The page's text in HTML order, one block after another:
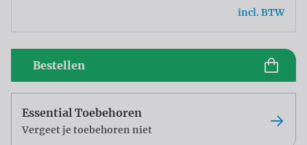
incl. BTW
Bestellen
Essential Toebehoren
Vergeet je toebehoren niet